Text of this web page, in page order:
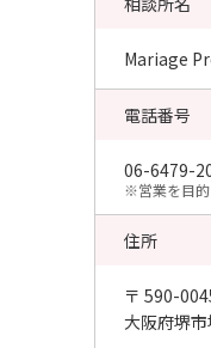
Mariage
電話番号
06-6479-
​※営業を目的
住所
〒 590-
大阪府堺